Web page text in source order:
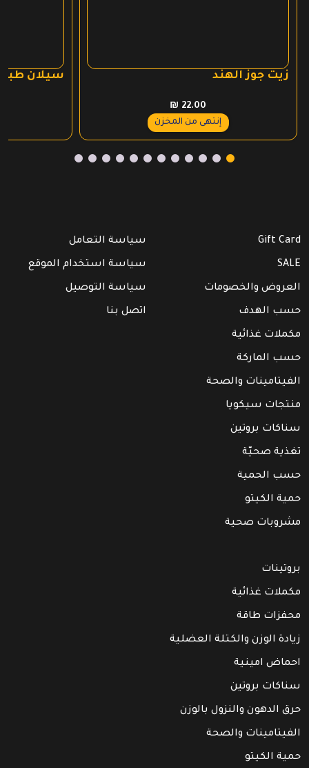
زيت جوز الهند
₪ 22.00
إنتهى من المخزن
سيلان
Gift Card
SALE
العروض والخصومات
حسب الهدف
مكملات غذائية
حسب الماركة
الفيتامينات والصحة
منتجات سيكويا
سناكات بروتين
تغذية صحيّة
حسب الحمية
حمية الكيتو
مشروبات صحية
سياسة التعامل
سياسة استخدام الموقع
سياسة التوصيل
اتصل بنا
بروتينات
مكملات غذائية
محفزات طاقة
زيادة الوزن والكتلة العضلية
احماض امينية
سناكات بروتين
حرق الدهون والنزول بالوزن
الفيتامينات والصحة
حمية الكيتو